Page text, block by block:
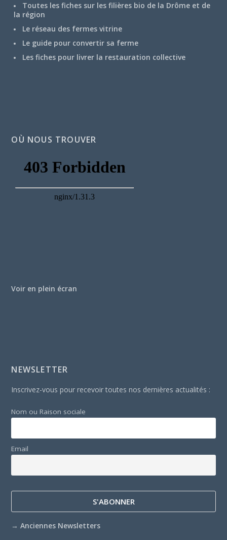
Toutes les fiches sur les filières bio de la Drôme et de
la région
Le réseau des fermes vitrine
Le guide pour convertir sa ferme
Les fiches pour livrer la restauration collective
OÙ NOUS TROUVER
Voir en plein écran
NEWSLETTER
Inscrivez-vous pour recevoir toutes nos dernières actualités :
Nom ou Raison sociale
Email
→Anciennes Newsletters